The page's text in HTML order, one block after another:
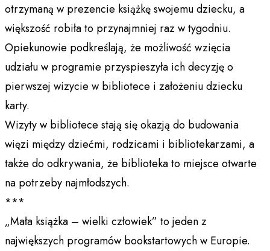
otrzymaną w prezencie książkę swojemu dziecku, a
większość robiła to przynajmniej raz w tygodniu.
Opiekunowie podkreślają, że możliwość wzięcia
udziału w programie przyspieszyła ich decyzję o
pierwszej wizycie w bibliotece i założeniu dziecku
karty.
Wizyty w bibliotece stają się okazją do budowania
więzi między dziećmi, rodzicami i bibliotekarzami, a
także do odkrywania, że biblioteka to miejsce otwarte
na potrzeby najmłodszych.
***
„Mała książka – wielki człowiek” to jeden z
największych programów bookstartowych w Europie.